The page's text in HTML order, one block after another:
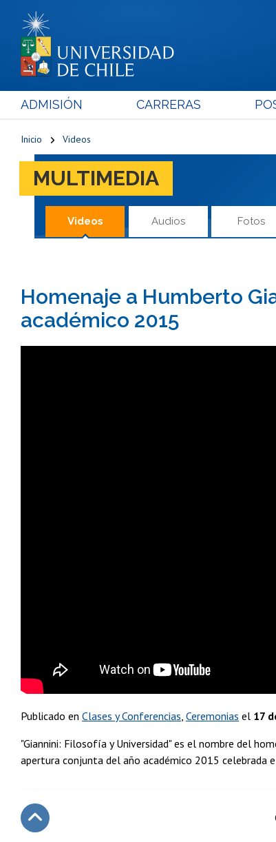
ADMISIÓN CARRERAS
Inicio Videos
MULTIMEDIA
Videos Audios Fotos
Homenaje a Humberto
académico 2015
Publicado en Clases y Conferencias Ceremonias el 17
"Giannini: Filosofía y Universidad" es el nombre del
apertura conjunta del año académico 2015